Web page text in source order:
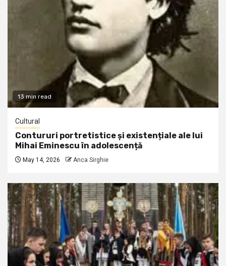
13 min read
Cultural
Contururi portretistice și existențiale ale lui
Mihai Eminescu în adolescență
May 14, 2026 Anca Sirghie